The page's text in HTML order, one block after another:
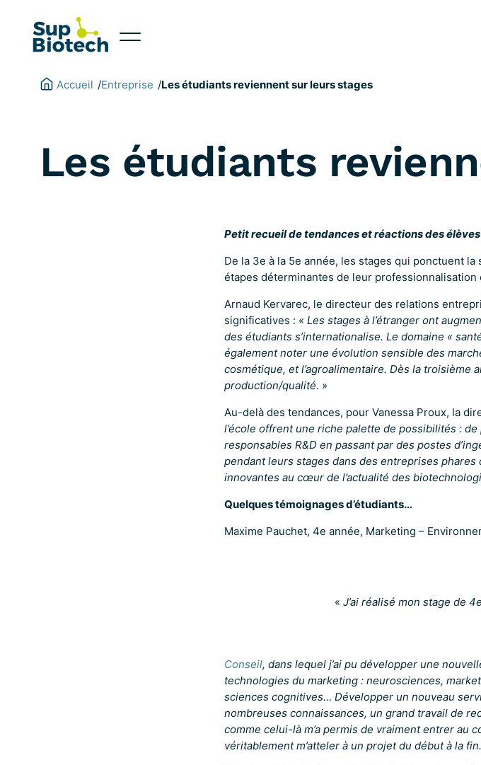
contenu
Accueil /Entreprise /Les étudiants reviennent sur leurs stages
Les étudiants
Petit recueil de tendances et réactions des élèves
De la 3e à la 5e année, les stages qui ponctuent
étapes déterminantes de leur
Arnaud Kervarec, le directeur des relations
significatives : « Les stages à l’étranger ont
des étudiants s’internationalise. Le domaine «
également noter une évolution sensible des
cosmétique, et l’agroalimentaire. Dès la troisième
production/qualité. »
Au-delà des tendances, pour Vanessa Proux, la
l’école offrent une riche palette de possibilités :
responsables R&D en passant par des postes
pendant leurs stages dans des entreprises
innovantes au cœur de l’actualité des
Quelques témoignages d’étudiants…
Maxime Pauchet, 4e année, Marketing –
« J’ai réalisé mon stage de
Conseil, dans lequel j’ai pu développer une
technologies du marketing : neurosciences,
sciences cognitives… Développer un nouveau
nombreuses connaissances, un grand travail de
comme celui-là m’a permis de vraiment entrer au
véritablement m’atteler à un projet du début à la fin.